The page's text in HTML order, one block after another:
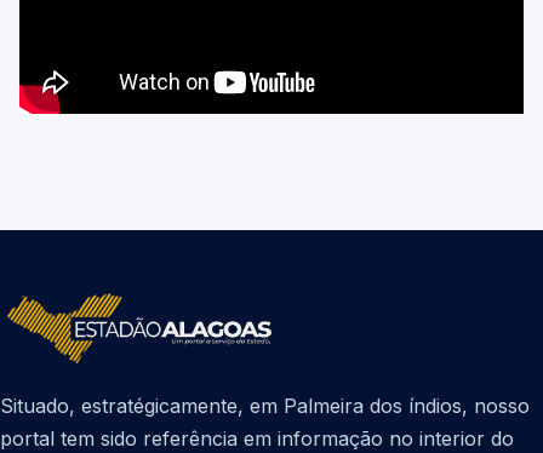
Situado, estratégicamente, em Palmeira dos índios, nosso
portal tem sido referência em informação no interior do